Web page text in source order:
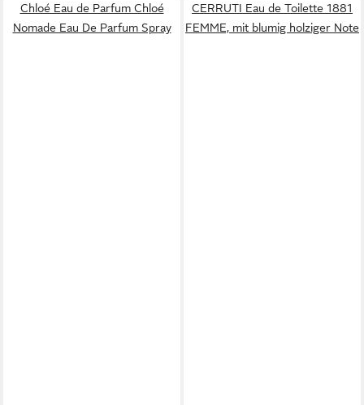
Chloé Eau de Parfum Chloé
Nomade Eau De Parfum Spray
CERRUTI Eau de Toilette 1881
FEMME, mit blumig holziger Note